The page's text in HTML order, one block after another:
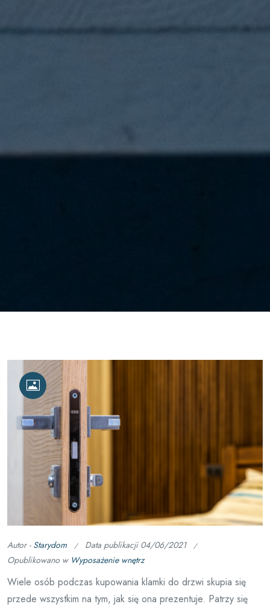
Autor - Starydom Data publikacji 04/06/2021
Opublikowano w Wyposażenie wnętrz
Wiele osób podczas kupowania klamki do drzwi skupia się
przede wszystkim na tym, jak się ona prezentuje. Patrzy się